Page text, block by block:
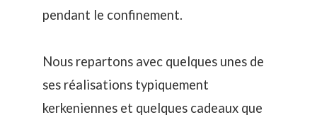
pendant le confinement.
Nous repartons avec quelques unes de
ses réalisations typiquement
kerkeniennes et quelques cadeaux que